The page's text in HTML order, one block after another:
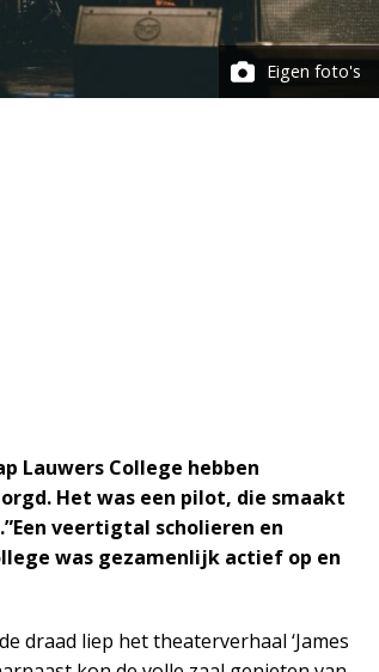
Eigen foto's
Lauwers College hebben
Het was een pilot, die smaakt
veertigtal scholieren en
was gezamenlijk actief op en
draad liep het theaterverhaal ‘James